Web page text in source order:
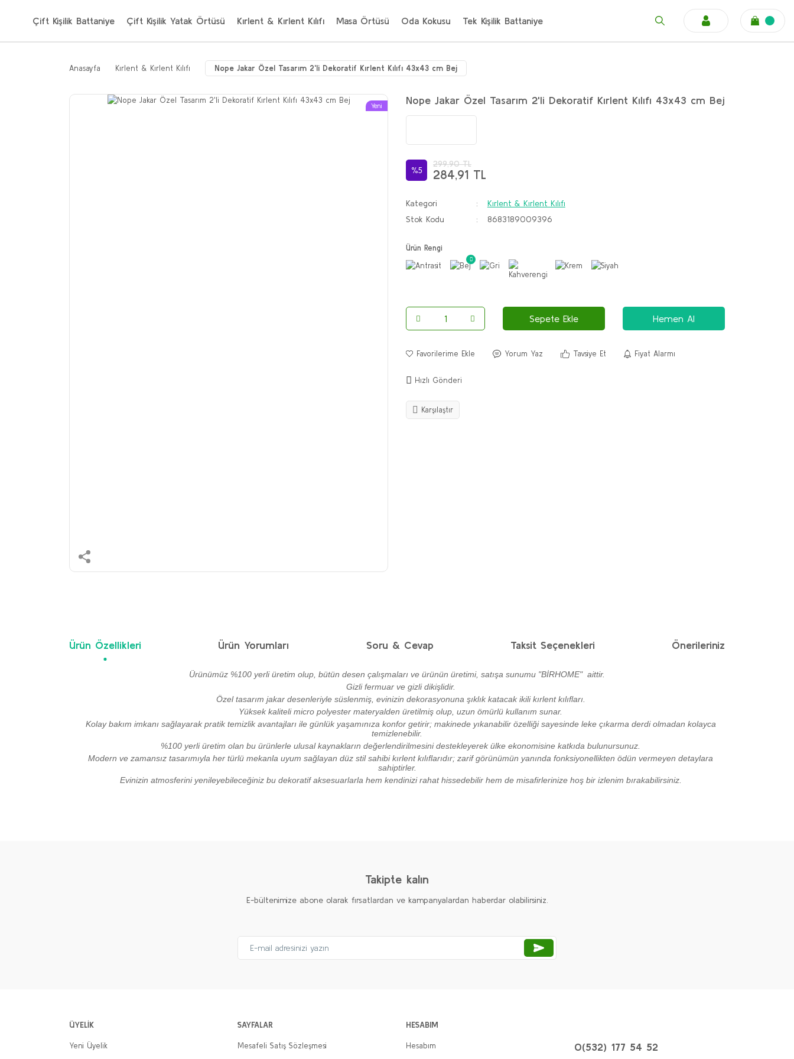
Çift Kişilik Battaniye Çift Kişilik Yatak Örtüsü Kırlent & Kırlent Kılıfı Masa Örtüsü Oda Kokusu Tek Kişilik Battaniye
Anasayfa Kırlent & Kırlent Kılıfı Nope Jakar Özel Tasarım 2'li Dekoratif Kırlent Kılıfı 43x43 cm Bej
Yeni Nope Jakar Özel Tasarım 2'li Dekoratif Kırlent Kılıfı 43x43 cm Bej
%5
299,90 TL
284,91 TL
Kategori
Kırlent & Kırlent Kılıfı
Stok Kodu
8683189009396
Ürün Rengi
Sepete Ekle Hemen Al
Yorum Yaz Tavsiye Et Fiyat Alarmı
Hızlı Gönderi
Karşılaştır
Ürün Özellikleri Ürün Yorumları Soru & Cevap Taksit Seçenekleri Önerileriniz
Ürünümüz %100 yerli üretim olup, bütün desen çalışmaları ve ürünün üretimi, satışa sunumu "BİRHOME" aittir.
Gizli fermuar ve gizli dikişlidir.
Özel tasarım jakar desenleriyle süslenmiş, evinizin dekorasyonuna şıklık katacak ikili kırlent kılıfları.
Yüksek kaliteli micro polyester materyalden üretilmiş olup, uzun ömürlü kullanım sunar.
Kolay bakım imkanı sağlayarak pratik temizlik avantajları ile günlük yaşamınıza konfor getirir; makinede yıkanabilir özelliği sayesinde leke çıkarma derdi olmadan kolayca
temizlenebilir.
%100 yerli üretim olan bu ürünlerle ulusal kaynakların değerlendirilmesini destekleyerek ülke ekonomisine katkıda bulunursunuz.
Modern ve zamansız tasarımıyla her türlü mekanla uyum sağlayan düz stil sahibi kırlent kılıflarıdır; zarif görünümün yanında fonksiyonellikten ödün vermeyen detaylara
sahiptirler.
Evinizin atmosferini yenileyebileceğiniz bu dekoratif aksesuarlarla hem kendinizi rahat hissedebilir hem de misafirlerinize hoş bir izlenim bırakabilirsiniz.
Takipte kalın
E-bültenimize abone olarak fırsatlardan ve kampanyalardan haberdar olabilirsiniz.
ÜYELİK
Yeni Üyelik
SAYFALAR
Mesafeli Satış Sözleşmesi
HESABIM
Hesabım 0(532) 177 54 52